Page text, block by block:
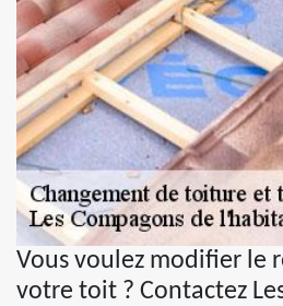
Vous voulez modifier le
votre toit ? Contactez